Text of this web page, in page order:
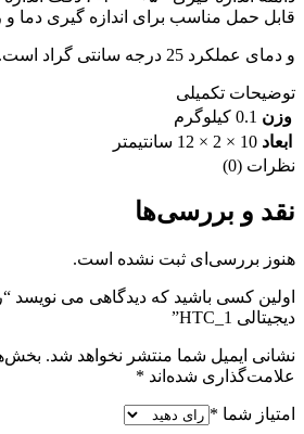
قابل حمل مناسب برای اندازه گیری دما
و دمای عملکرد 25 درجه سانتی گراد است.
توضیحات تکمیلی
وزن 0.1 کیلوگرم
ابعاد 10 × 2 × 12 سانتیمتر
نظرات (0)
نقد و بررسی‌ها
هنوز بررسی‌ای ثبت نشده است.
اولین کسی باشید که دیدگاهی می
دیجیتالی HTC_1”
نشانی ایمیل شما منتشر نخواهد شد.
علامت‌گذاری شده‌اند *
امتیاز شما *